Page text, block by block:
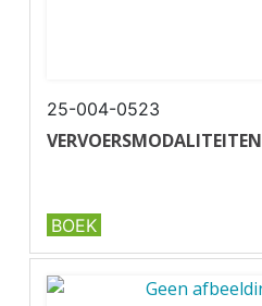
25-004-0523
VERVOERSMODALITEITEN
✔ Niveau 1-2
✔ Full colour
BOEK